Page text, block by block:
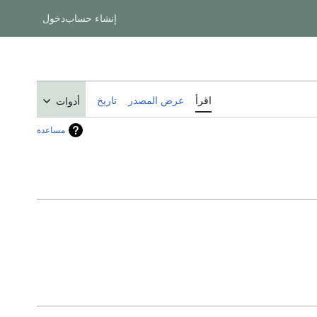
إنشاء حسابدخول
اقرأ عرض المصدر تاريخ أدوات
مساعدة